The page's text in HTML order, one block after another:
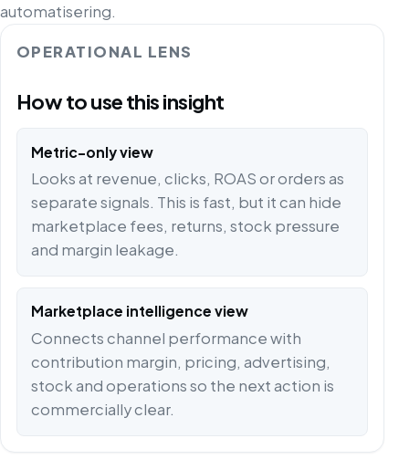
automatisering.
OPERATIONAL LENS
How to use this insight
Metric-only view
Looks at revenue, clicks, ROAS or orders as
separate signals. This is fast, but it can hide
marketplace fees, returns, stock pressure
and margin leakage.
Marketplace intelligence view
Connects channel performance with
contribution margin, pricing, advertising,
stock and operations so the next action is
commercially clear.